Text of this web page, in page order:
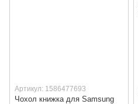
Артикул: 1586477693
Чохол книжка для Samsung